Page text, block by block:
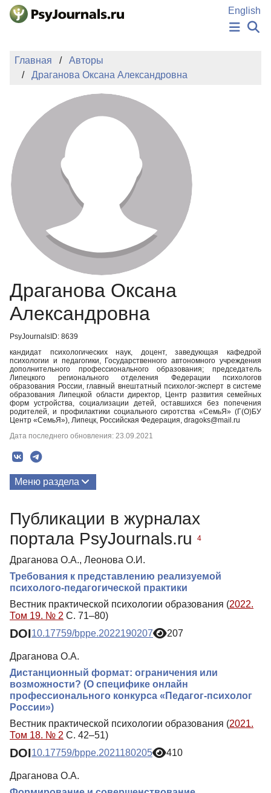
Перейти к основному содержанию
English
ИЗДАНИЯ
АВТОРЫ
ПОДАТЬ РУКОПИСЬ
БАЗА ЗНАНИЙ
КЛЮЧЕВЫЕ СЛОВА
Регистрация
Главная
Авторы
Драганова Оксана Александровна
Драганова Оксана
Александровна
PsyJournalsID: 8639
кандидат психологических наук, доцент, заведующая кафедрой
психологии и педагогики, Государственного автономного учреждения
дополнительного профессионального образования; председатель
Липецкого регионального отделения Федерации психологов
образования России, главный внештатный психолог-эксперт в системе
образования Липецкой области директор, Центр развития семейных
форм устройства, социализации детей, оставшихся без попечения
родителей, и профилактики социального сиротства «СемьЯ» (Г(О)БУ
Центр «СемьЯ»), Липецк, Российская Федерация, dragoks@mail.ru
Дата последнего обновления: 23.09.2021
Меню раздела
Публикации в журналах
портала PsyJournals.ru
4
Драганова О.А., Леонова О.И.
Требования к представлению реализуемой
психолого-педагогической практики
Вестник практической психологии образования (2022.
Том 19. № 2 С. 71–80)
DOI10.17759/bppe.2022190207 207
Драганова О.А.
Дистанционный формат: ограничения или
возможности? (О специфике онлайн
профессионального конкурса «Педагог-психолог
России»)
Вестник практической психологии образования (2021.
Том 18. № 2 С. 42–51)
DOI10.17759/bppe.2021180205 410
Драганова О.А.